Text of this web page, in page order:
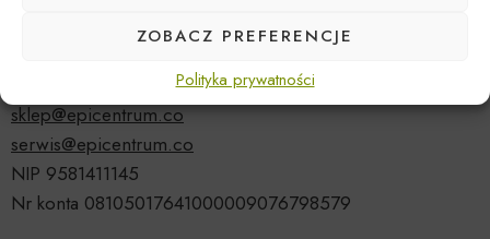
ZOBACZ PREFERENCJE
Polityka prywatności
ul. Druskiennicka 20a
sklep@epicentrum.co
serwis@epicentrum.co
NIP 9581411145
Nr konta 08105017641000009076798579